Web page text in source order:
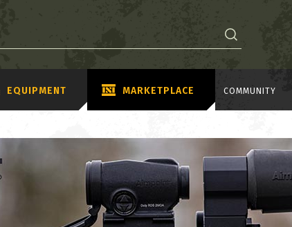
EQUIPMENT MARKETPLACE COMMUNITY